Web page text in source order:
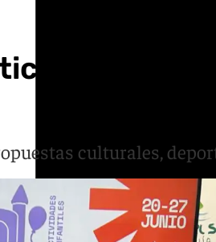
y
culturales,